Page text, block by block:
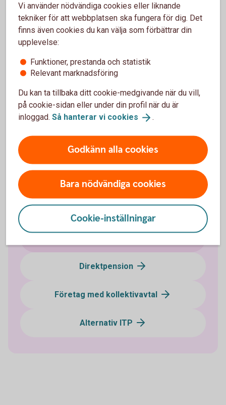
Placera dinpension
Mer information
Löneväxla - merinformation
Fler pensionslösningar
Tjänstepension med depå
Direktpension
Företag med kollektivavtal
Alternativ ITP
Vi använder nödvändiga cookies eller liknande
tekniker för att webbplatsen ska fungera för dig. Det
finns även cookies du kan välja som förbättrar din
upplevelse:
Funktioner, prestanda och statistik
Relevant marknadsföring
Du kan ta tillbaka ditt cookie-medgivande när du vill,
på cookie-sidan eller under din profil när du är
inloggad. Så hanterar vi cookies .
Godkänn alla cookies
Bara nödvändiga cookies
Cookie-inställningar